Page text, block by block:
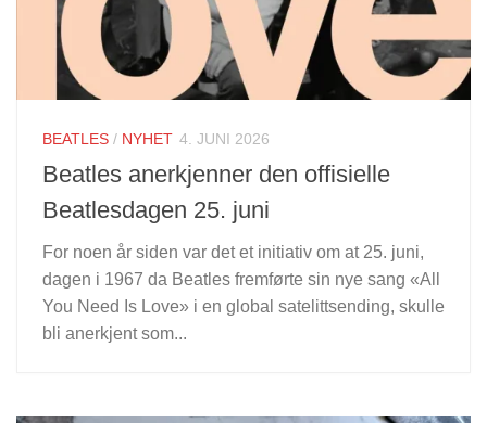
BEATLES / NYHET 4. JUNI 2026
Beatles anerkjenner den offisielle
Beatlesdagen 25. juni
For noen år siden var det et initiativ om at 25. juni,
dagen i 1967 da Beatles fremførte sin nye sang «All
You Need Is Love» i en global satelittsending, skulle
bli anerkjent som...